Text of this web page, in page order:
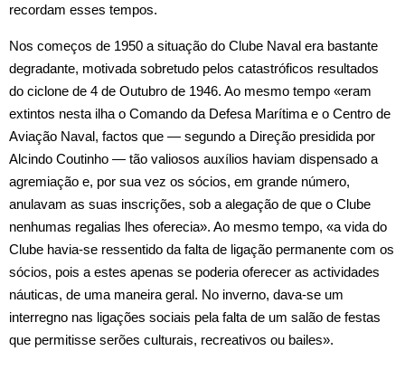
recordam esses tempos.
Nos começos de 1950 a situação do Clube Naval era bastante
degradante, motivada sobretudo pelos catastróficos resultados
do ciclone de 4 de Outubro de 1946. Ao mesmo tempo «eram
extintos nesta ilha o Comando da Defesa Marítima e o Centro de
Aviação Naval, factos que — segundo a Direção presidida por
Alcindo Coutinho — tão valiosos auxílios haviam dispensado a
agremiação e, por sua vez os sócios, em grande número,
anulavam as suas inscrições, sob a alegação de que o Clube
nenhumas regalias lhes oferecia». Ao mesmo tempo, «a vida do
Clube havia‑se ressentido da falta de ligação permanente com os
sócios, pois a estes apenas se poderia oferecer as actividades
náuticas, de uma maneira geral. No inverno, dava‑se um
interregno nas ligações sociais pela falta de um salão de festas
que permitisse serões culturais, recreativos ou bailes».